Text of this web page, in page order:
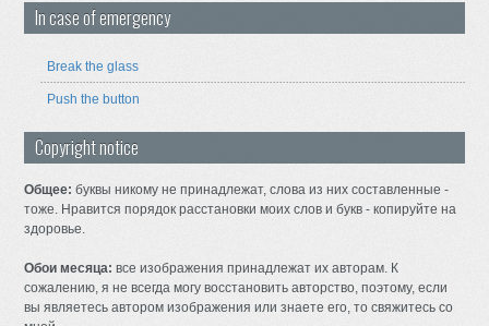
In case of emergency
Break the glass
Push the button
Copyright notice
Общее: буквы никому не принадлежат, слова из них составленные -
тоже. Нравится порядок расстановки моих слов и букв - копируйте на
здоровье.
Обои месяца: все изображения принадлежат их авторам. К
сожалению, я не всегда могу восстановить авторство, поэтому, если
вы являетесь автором изображения или знаете его, то свяжитесь со